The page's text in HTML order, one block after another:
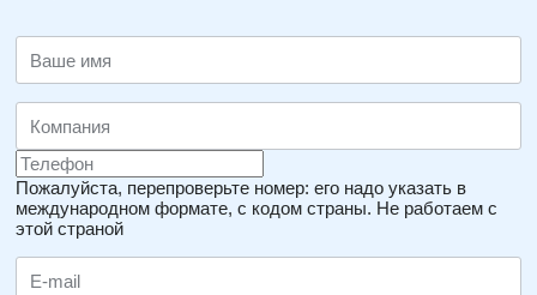
Пожалуйста, перепроверьте номер: его надо указать в
международном формате, с кодом страны. Не работаем с
этой страной